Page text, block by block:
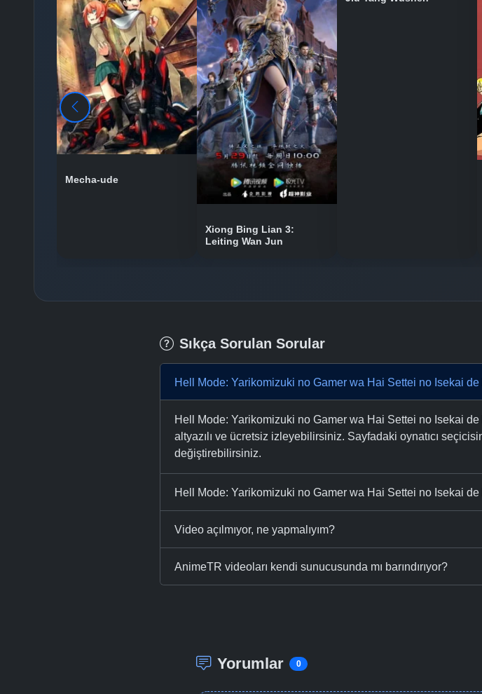
Mecha-ude
Xiong Bing Lian 3:
Leiting Wan Jun
Sıkça Sorulan Sorular
Hell Mode: Yarikomizuki no Gamer wa Hai Settei no Isekai
Hell Mode: Yarikomizuki no Gamer wa Hai Settei no Isekai
altyazılı ve ücretsiz izleyebilirsiniz. Sayfadaki oynatıcı
değiştirebilirsiniz.
Hell Mode: Yarikomizuki no Gamer wa Hai Settei no Isekai de
Video açılmıyor, ne yapmalıyım?
AnimeTR videoları kendi sunucusunda mı barındırıyor?
Yorumlar 0